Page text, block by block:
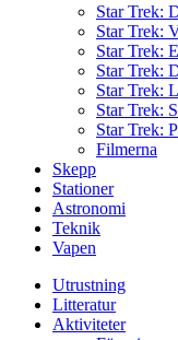
Star Trek:
Star Trek:
Star Trek:
Star Trek:
Star Trek:
Star Trek:
Star Trek:
Filmerna
Skepp
Stationer
Astronomi
Teknik
Vapen
Utrustning
Litteratur
Aktiviteter